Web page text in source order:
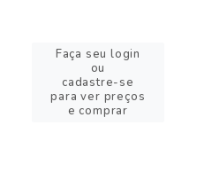
Faça seu login
ou
cadastre-se
para ver preços
e comprar